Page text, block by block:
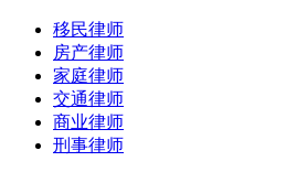
移民律师
房产律师
家庭律师
交通律师
商业律师
刑事律师